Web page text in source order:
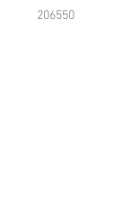
206550